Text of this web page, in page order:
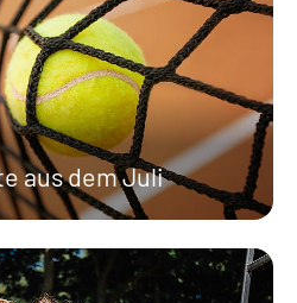
aus dem Juli